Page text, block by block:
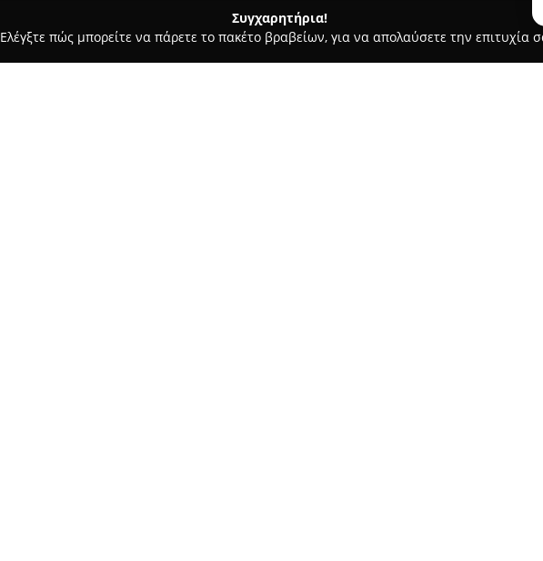
Συγχαρητήρια!
Ελέγξτε πώς μπορείτε να πάρετε το πακέτο βραβείων, για να απολαύσετε την επιτυχία